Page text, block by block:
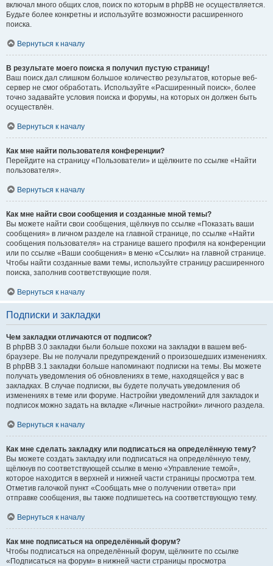
включал много общих слов, поиск по которым в phpBB не осуществляется.
Будьте более конкретны и используйте возможности расширенного
поиска.
Вернуться к началу
В результате моего поиска я получил пустую страницу!
Ваш поиск дал слишком большое количество результатов, которые веб-
сервер не смог обработать. Используйте «Расширенный поиск», более
точно задавайте условия поиска и форумы, на которых он должен быть
осуществлён.
Вернуться к началу
Как мне найти пользователя конференции?
Перейдите на страницу «Пользователи» и щёлкните по ссылке «Найти
пользователя».
Вернуться к началу
Как мне найти свои сообщения и созданные мной темы?
Вы можете найти свои сообщения, щёлкнув по ссылке «Показать ваши
сообщения» в личном разделе на главной странице, по ссылке «Найти
сообщения пользователя» на странице вашего профиля на конференции
или по ссылке «Ваши сообщения» в меню «Ссылки» на главной странице.
Чтобы найти созданные вами темы, используйте страницу расширенного
поиска, заполнив соответствующие поля.
Вернуться к началу
Подписки и закладки
Чем закладки отличаются от подписок?
В phpBB 3.0 закладки были больше похожи на закладки в вашем веб-
браузере. Вы не получали предупреждений о произошедших изменениях.
В phpBB 3.1 закладки больше напоминают подписки на темы. Вы можете
получать уведомления об обновлениях в теме, находящейся у вас в
закладках. В случае подписки, вы будете получать уведомления об
изменениях в теме или форуме. Настройки уведомлений для закладок и
подписок можно задать на вкладке «Личные настройки» личного раздела.
Вернуться к началу
Как мне сделать закладку или подписаться на определённую тему?
Вы можете создать закладку или подписаться на определённую тему,
щёлкнув по соответствующей ссылке в меню «Управление темой»,
которое находится в верхней и нижней части страницы просмотра тем.
Отметив галочкой пункт «Сообщать мне о получении ответа» при
отправке сообщения, вы также подпишетесь на соответствующую тему.
Вернуться к началу
Как мне подписаться на определённый форум?
Чтобы подписаться на определённый форум, щёлкните по ссылке
«Подписаться на форум» в нижней части страницы просмотра